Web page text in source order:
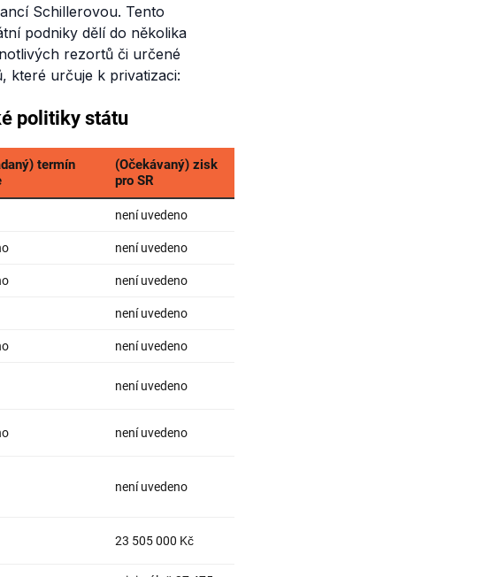
Schillerovou. Tento
podniky dělí do několika
rezortů či určené
které určuje k privatizaci: